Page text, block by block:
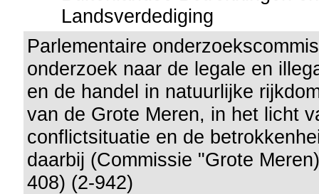
Landsverdediging
Parlementaire
onderzoek naar de legale en
en de handel in natuurlijke
van de Grote Meren, in het licht
conflictsituatie en de
daarbij (Commissie "Grote
408) (2-942)